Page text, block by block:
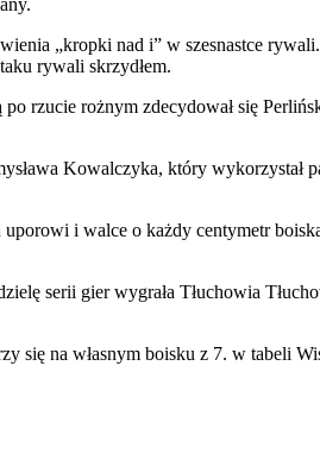
„kropki nad i” w szesnastce
rywali skrzydłem.
rzucie rożnym zdecydował się
Kowalczyka, który wykorzystał
i walce o każdy centymetr
serii gier wygrała Tłuchowia
na własnym boisku z 7. w tabeli